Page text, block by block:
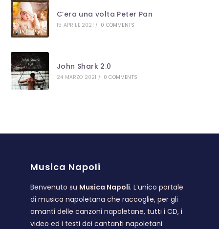
C’era una volta Peter Pan
15 APRILE 2021 / 0 COMMENTS
John Shark 2.0
24 MARZO 2021 / 0 COMMENTS
Musica Napoli
Benvenuto su Musica Napoli. L’unico portale
di musica napoletana che raccoglie, per gli
amanti delle canzoni napoletane, tutti i CD, i
video ed i testi dei cantanti napoletani.